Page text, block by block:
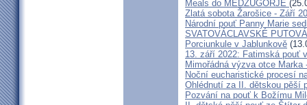
Meals do MEDŽUGORJE
Zlatá sobota Žarošice - Září
Národní pouť Panny Marie
SVATOVÁCLAVSKÉ
Porciunkule v Jablunkově
13. září 2022: Fatimská pouť
Mimořádná výzva otce
Noční eucharistické procesí
Ohlédnutí za II. dětskou pěší
Pozvání na pouť k Božímu